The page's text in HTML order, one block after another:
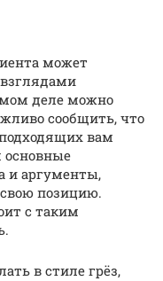
может
деле можно
сообщить, что
вам
основные
и аргументы,
позицию.
с таким
в стиле грёз,